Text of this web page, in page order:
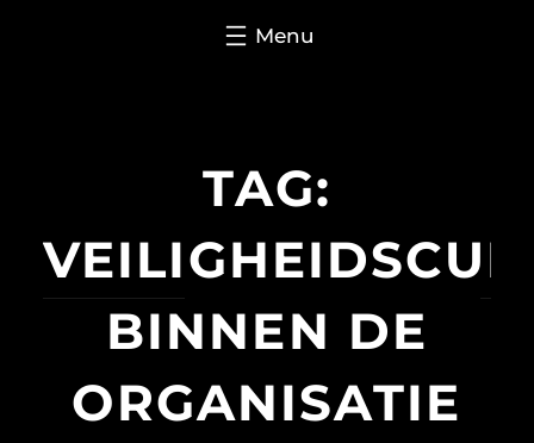
TAG:
BINNEN DE
ORGANISATIE